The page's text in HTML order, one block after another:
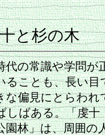
と杉の木
の常識や学問が
ることも、長い目
な偏見にとらわれ
しばある。「虔十
園林」は、周囲の